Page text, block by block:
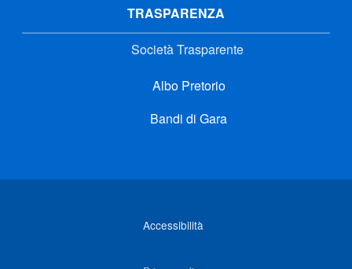
TRASPARENZA
Società Trasparente
Albo Pretorio
Bandi di Gara
Accessibilità